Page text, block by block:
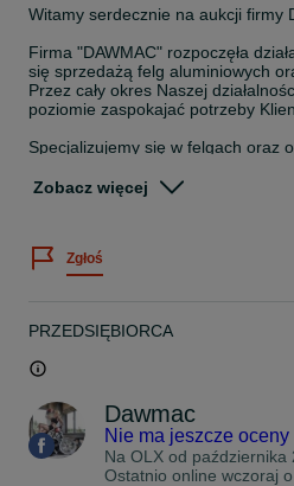
Witamy serdecznie na aukcji firmy
Firma "DAWMAC" rozpoczęła
się sprzedażą felg aluminiowych
Przez cały okres Naszej
poziomie zaspokajać potrzeby
Specjalizujemy się w felgach oraz
przedstawicielem takich Firm jak:
Zawsze staramy się stanąć na
pomoc w doborze felg do Państwa
Kolor: Sand Bronze
*Zdjęcie poglądowe
Zobacz więcej
Zgłoś
PRZEDSIĘBIORCA
Dawmac
Nie ma jeszcze oceny
Na OLX od października
Ostatnio online wczoraj